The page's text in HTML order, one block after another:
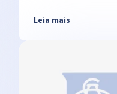
Leia mais